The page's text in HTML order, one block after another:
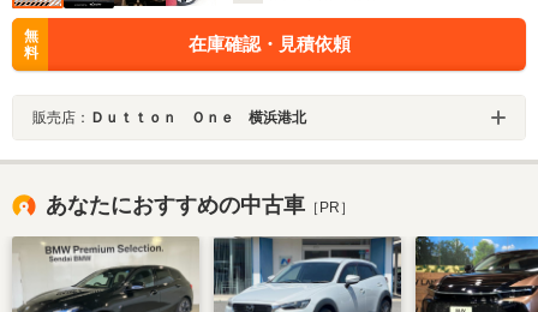
無
料
在庫確認・見積依頼
販売店： Ｄｕｔｔｏｎ Ｏｎｅ 横浜港北
あなたにおすすめの中古車 ［PR］